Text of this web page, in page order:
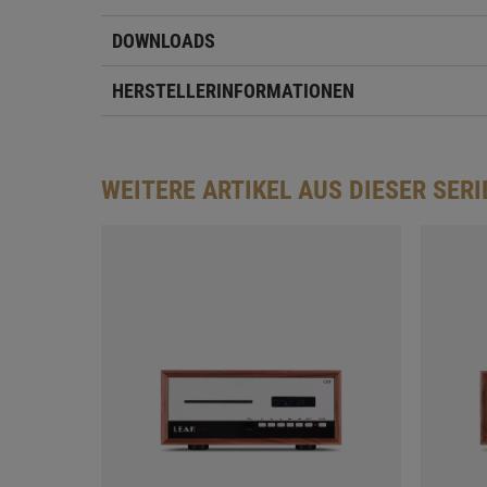
DOWNLOADS
HERSTELLERINFORMATIONEN
WEITERE ARTIKEL AUS DIESER